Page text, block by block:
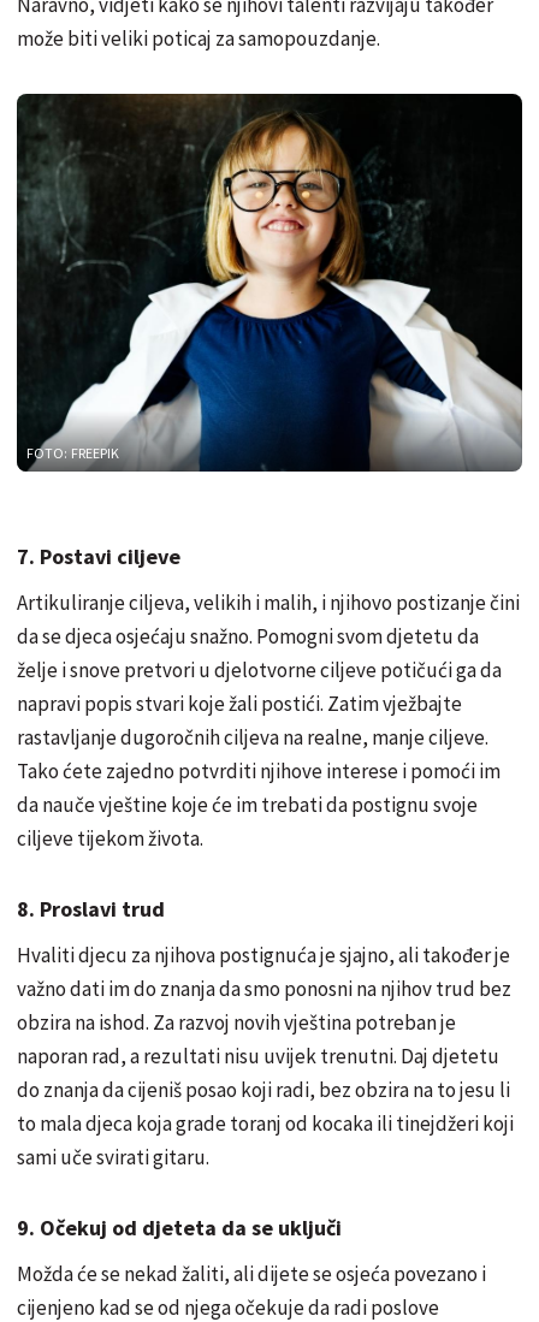
može biti veliki poticaj za samopouzdanje.
FOTO: FREEPIK
7. Postavi ciljeve
Artikuliranje ciljeva, velikih i malih, i njihovo postizanje čini
da se djeca osjećaju snažno. Pomogni svom djetetu da
želje i snove pretvori u djelotvorne ciljeve potičući ga da
napravi popis stvari koje žali postići. Zatim vježbajte
rastavljanje dugoročnih ciljeva na realne, manje ciljeve.
Tako ćete zajedno potvrditi njihove interese i pomoći im
da nauče vještine koje će im trebati da postignu svoje
ciljeve tijekom života.
8. Proslavi trud
Hvaliti djecu za njihova postignuća je sjajno, ali također je
važno dati im do znanja da smo ponosni na njihov trud bez
obzira na ishod. Za razvoj novih vještina potreban je
naporan rad, a rezultati nisu uvijek trenutni. Daj djetetu
do znanja da cijeniš posao koji radi, bez obzira na to jesu li
to mala djeca koja grade toranj od kocaka ili tinejdžeri koji
sami uče svirati gitaru.
9. Očekuj od djeteta da se uključi
Možda će se nekad žaliti, ali dijete se osjeća povezano i
cijenjeno kad se od njega očekuje da radi poslove